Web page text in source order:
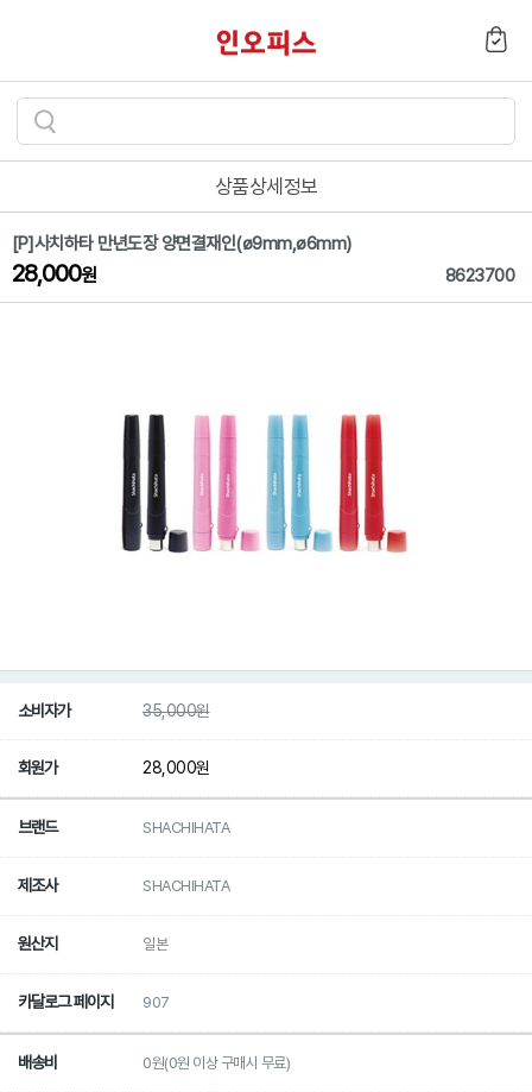
검
색
기
상품상세정보
[P]사치하타 만년도장 양면결재인(ø9mm,ø6mm)
28,000원 8623700
소비자가 35,000원
회원가 28,000원
브랜드 SHACHIHATA
제조사 SHACHIHATA
원산지 일본
카달로그 페이지 907
배송비 0원(0원 이상 구매시 무료)